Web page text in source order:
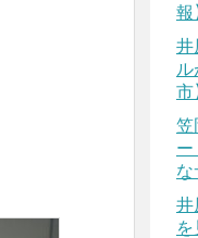
報
井
市
笠
ー
な
井